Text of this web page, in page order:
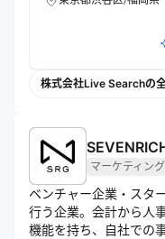
株式会社Live Searchの
マーケティング
ベンチャー企業・スタ
行う企業。会計から人
機能を持ち、自社での